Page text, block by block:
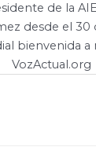
de la
desde el
bienvenida
VozActual.org